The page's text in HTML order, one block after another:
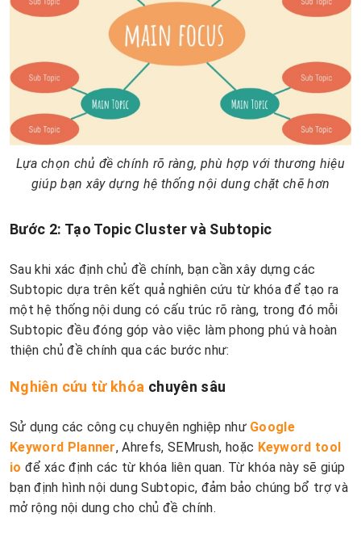
Lựa chọn chủ đề chính rõ ràng, phù hợp với thương hiệu
giúp bạn xây dựng hệ thống nội dung chặt chẽ hơn
Bước 2: Tạo Topic Cluster và Subtopic
Sau khi xác định chủ đề chính, bạn cần xây dựng các
Subtopic dựa trên kết quả nghiên cứu từ khóa để tạo ra
một hệ thống nội dung có cấu trúc rõ ràng, trong đó mỗi
Subtopic đều đóng góp vào việc làm phong phú và hoàn
thiện chủ đề chính qua các bước như:
Nghiên cứu từ khóa chuyên sâu
Sử dụng các công cụ chuyên nghiệp như Google
Keyword Planner, Ahrefs, SEMrush, hoặc Keyword tool
io để xác định các từ khóa liên quan. Từ khóa này sẽ giúp
bạn định hình nội dung Subtopic, đảm bảo chúng bổ trợ và
mở rộng nội dung cho chủ đề chính.